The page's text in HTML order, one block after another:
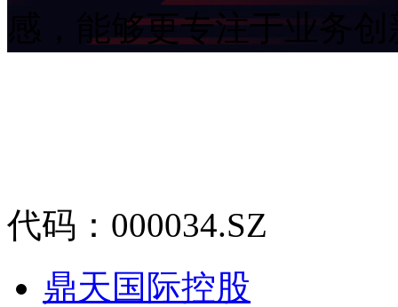
感，能够更专注于业务
代码：000034.SZ
鼎天国际控股